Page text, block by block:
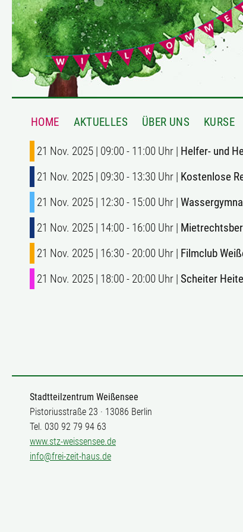
HOME AKTUELLES ÜBER UNS KURSE
21 Nov. 2025 | 09:00 - 11:00 Uhr | Helfer- und
21 Nov. 2025 | 09:30 - 13:30 Uhr | Kostenlose
21 Nov. 2025 | 12:30 - 15:00 Uhr |
21 Nov. 2025 | 14:00 - 16:00 Uhr |
21 Nov. 2025 | 16:30 - 20:00 Uhr | Filmclub
21 Nov. 2025 | 18:00 - 20:00 Uhr | Scheiter
Stadtteilzentrum Weißensee
Pistoriusstraße 23 · 13086 Berlin
Tel. 030 92 79 94 63
www.stz-weissensee.de
info@frei-zeit-haus.de